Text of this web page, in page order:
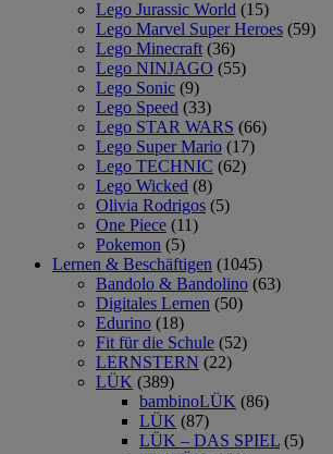
Lego Jurassic World (15)
Lego Marvel Super Heroes (59)
Lego Minecraft (36)
Lego NINJAGO (55)
Lego Sonic (9)
Lego Speed (33)
Lego STAR WARS (66)
Lego Super Mario (17)
Lego TECHNIC (62)
Lego Wicked (8)
Olivia Rodrigos (5)
One Piece (11)
Pokemon (5)
Lernen & Beschäftigen (1045)
Bandolo & Bandolino (63)
Digitales Lernen (50)
Edurino (18)
Fit für die Schule (52)
LERNSTERN (22)
LÜK (389)
bambinoLÜK (86)
LÜK (87)
LÜK – DAS SPIEL (5)